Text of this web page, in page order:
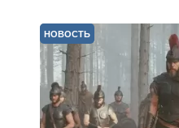
НОВОСТЬ